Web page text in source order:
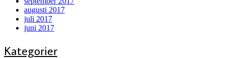
augusti 2017
juli 2017
juni 2017
Kategorier